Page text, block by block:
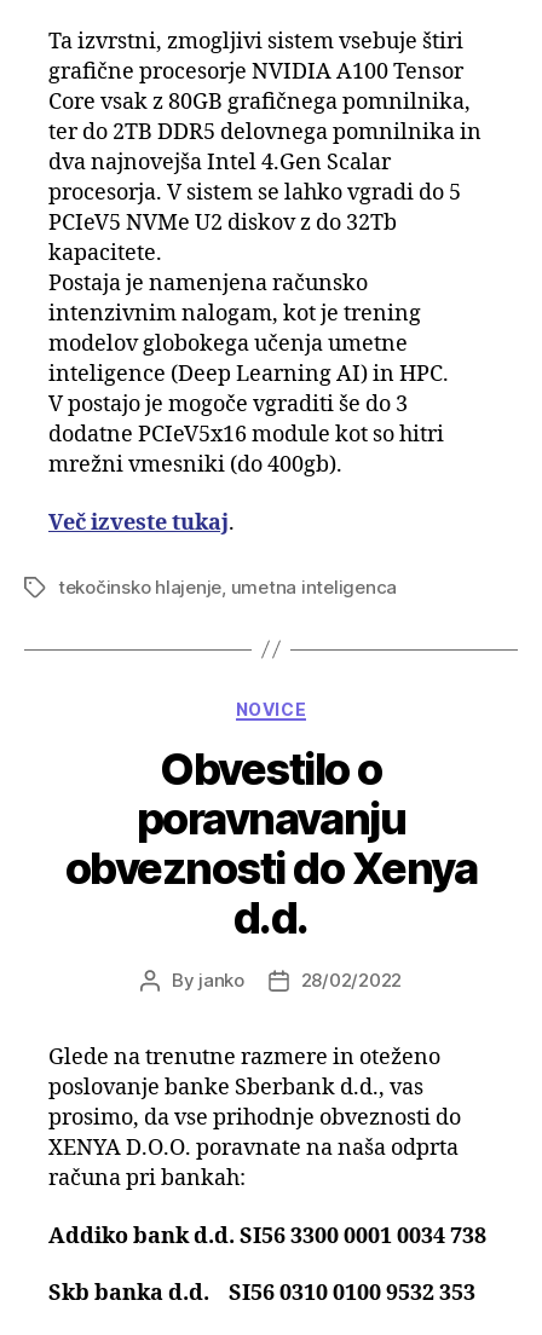
Ta izvrstni, zmogljivi sistem vsebuje štiri
grafične procesorje NVIDIA A100 Tensor
Core vsak z 80GB grafičnega pomnilnika,
ter do 2TB DDR5 delovnega pomnilnika in
dva najnovejša Intel 4.Gen Scalar
procesorja. V sistem se lahko vgradi do 5
PCIeV5 NVMe U2 diskov z do 32Tb
kapacitete.
Postaja je namenjena računsko
intenzivnim nalogam, kot je trening
modelov globokega učenja umetne
inteligence (Deep Learning AI) in HPC.
V postajo je mogoče vgraditi še do 3
dodatne PCIeV5x16 module kot so hitri
mrežni vmesniki (do 400gb).
Več izveste tukaj.
Tagstekočinsko hlajenje umetna inteligenca
Categories
NOVICE
Obvestilo o
poravnavanju
obveznosti do Xenya
d.d.
Post
By janko
Post28/02/2022
Glede na trenutne razmere in oteženo
poslovanje banke Sberbank d.d., vas
prosimo, da vse prihodnje obveznosti do
XENYA D.O.O. poravnate na naša odprta
računa pri bankah:
Addiko bank d.d. SI56 3300 0001 0034 738
Skb banka d.d. SI56 0310 0100 9532 353